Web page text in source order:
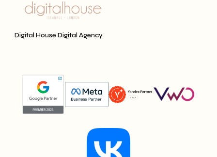
Digital House Digital Agency